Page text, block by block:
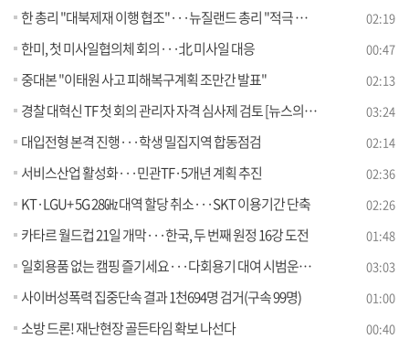
한 총리 "대북제재 이행 협조"···뉴질랜드 총리 "적극 지지" 02:19
한미, 첫 미사일협의체 회의···北 미사일 대응 00:47
중대본 "이태원 사고 피해복구계획 조만간 발표" 02:13
경찰 대혁신 TF 첫 회의 관리자 자격 심사제 검토 [뉴스의 맥] 03:24
대입전형 본격 진행···학생 밀집지역 합동점검 02:14
서비스산업 활성화···민관TF·5개년 계획 추진 02:36
KT·LGU+ 5G 28㎓ 대역 할당 취소···SKT 이용기간 단축 02:26
카타르 월드컵 21일 개막···한국, 두 번째 원정 16강 도전 01:48
일회용품 없는 캠핑 즐기세요···다회용기 대여 시범운영 [정책현장+] 03:03
사이버성폭력 집중단속 결과 1천694명 검거(구속 99명) 01:00
소방 드론! 재난현장 골든타임 확보 나선다 00:40